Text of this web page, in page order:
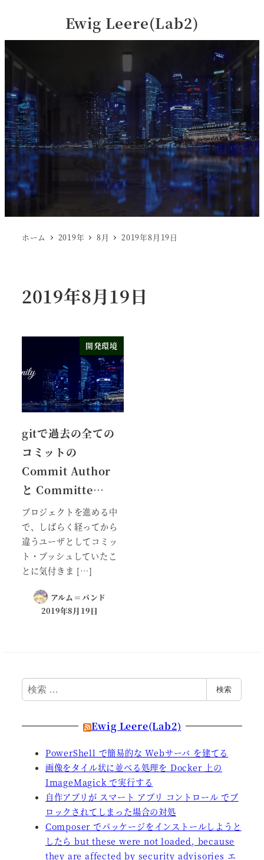
Ewig Leere(Lab2)
ホーム 2019年 8月 2019年8月19日
2019年8月19日
開発環境
gitで過去の全ての
コミットの
Commit Author
と Committe…
プロジェクトを進める中
で、しばらく経ってから
違うユーザとしてコミッ
ト・プッシュしていたこ
とに気付きま […]
アルム＝バンド
2019年8月19日
検
索
検索
Ewig Leere(Lab2)
PowerShell で簡易的な Webサーバ を建てる
画像をタイル状に並べる処理を Docker 上の
ImageMagick で実行する
自作アプリが スマート アプリ コントロール でブ
ロックされてしまった場合の対処
Composer でパッケージをインストールしようと
したら but these were not loaded, because
they are affected by security advisories エ